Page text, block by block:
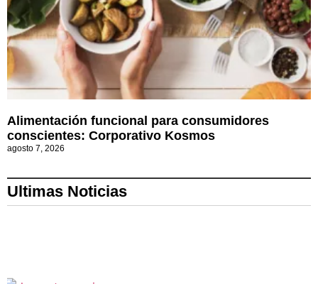
Alimentación funcional para consumidores
conscientes: Corporativo Kosmos
agosto 7, 2026
Ultimas Noticias